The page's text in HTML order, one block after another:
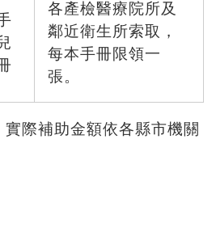
各產檢醫療院所及
鄰近衛生所索取，
每本手冊限領一
張。
際補助金額依各縣市機關